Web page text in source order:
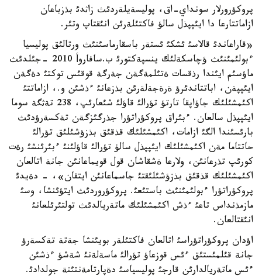
پروكؤرورلار سونداي-اق، پوليسةيلةردئث زاثدئ بذزباعان
ازاماتتارعا دا ايئپپذل سالؤ فاكتئلةرئن انئقتاپ وتئر.
«قاراعاندئ قالاسئ ئشكئ ئستةر باسقارماسئنئث ورتالئق پوليسيا
ءبولئمئنئث ؤچاسكةلئك ينسپةكتورئ ب.سافاروأ 2010 -جئلدئث
ماؤسئم ايئندا رذقسات ةتئلمةگةن جةرگة قوقئس توكتئ دةگةن
ايئپپةن، اباتتاندئرؤ ةرةجةلةرئن بذزعانئ ءذشئن و.، ازاماتتئ
اكئمشئلئك جاؤاپقا تارتؤ تؤرالئ قاؤلئ شئعارئپ، 238 تةثگة سوما
ايئپپذل سالعان. ءبئراق پروكؤراتؤرا جذرگئزگةن تةكسةرؤدئث
بارئسئندا الگئ ازامات، اكئمشئلئك قذقئق بذزؤشئلئق تؤرالئ
حاتتاما مةن اكئمشئلئك ايئپپذل سالؤ تؤرالئ قاؤلئنئ ءبئرئنشئ رةت
كورئپ تذرعانئن، ولارعا ةشقاشان قول قويماعانئن جانة اتالعان
اكئمشئلئك قذقئق بذزؤشئلئقتئ جاسماعانئن ايتقان»، - دةيدئ
پروكؤراتؤرا ءبولئمئنئث باستئعئ. پروكؤروردئث ايتؤئنشا، وسئ
مازمذنداس تاعئ ءذش اكئمشئلئك ماتةريالدئث تولتئرئلعانئ
انئقتالعان.
اؤدان پروكؤراتؤراسئ اتالعان فاكتئلةر بويئنشا جةتة تةكسةرؤ
جانة قئلمئستئق ءئس قوزعاؤ تؤرالئ ماسةلةنئ شةشؤ ءذشئن
ءئس ماتةريالدارئن قارجئ پوليسياسئ دةپارتامةنتئنة جولدادئ.